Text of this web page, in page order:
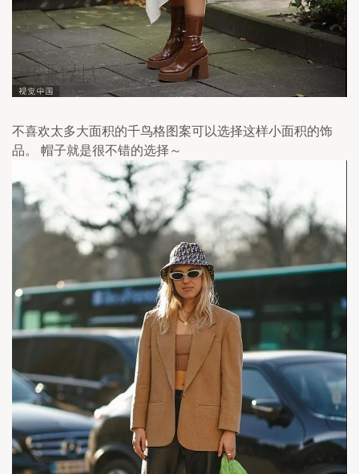
不喜欢太多大面积的千鸟格图案可以选择这样小面积的饰
品。 帽子就是很不错的选择～